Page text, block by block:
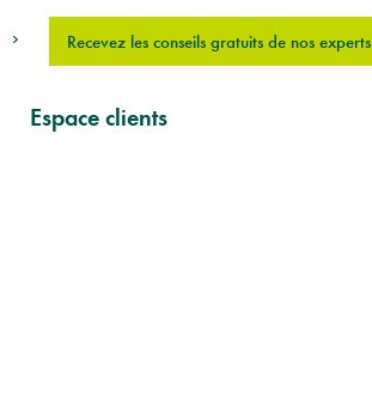
Recevez les conseils gratuits de nos experts
Espace clients